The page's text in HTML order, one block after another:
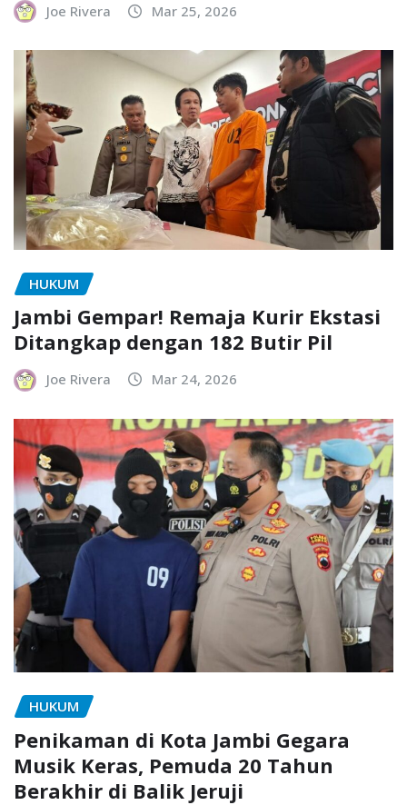
Joe Rivera Mar 25, 2026
HUKUM
Jambi Gempar! Remaja Kurir Ekstasi
Ditangkap dengan 182 Butir Pil
Joe Rivera Mar 24, 2026
HUKUM
Penikaman di Kota Jambi Gegara
Musik Keras, Pemuda 20 Tahun
Berakhir di Balik Jeruji